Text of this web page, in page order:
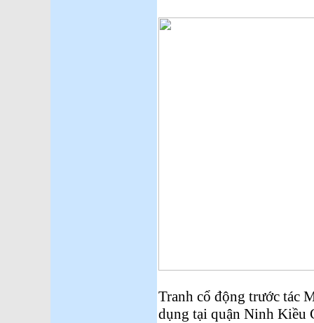
Tranh cổ động trước tác
dụng tại quận Ninh Kiều